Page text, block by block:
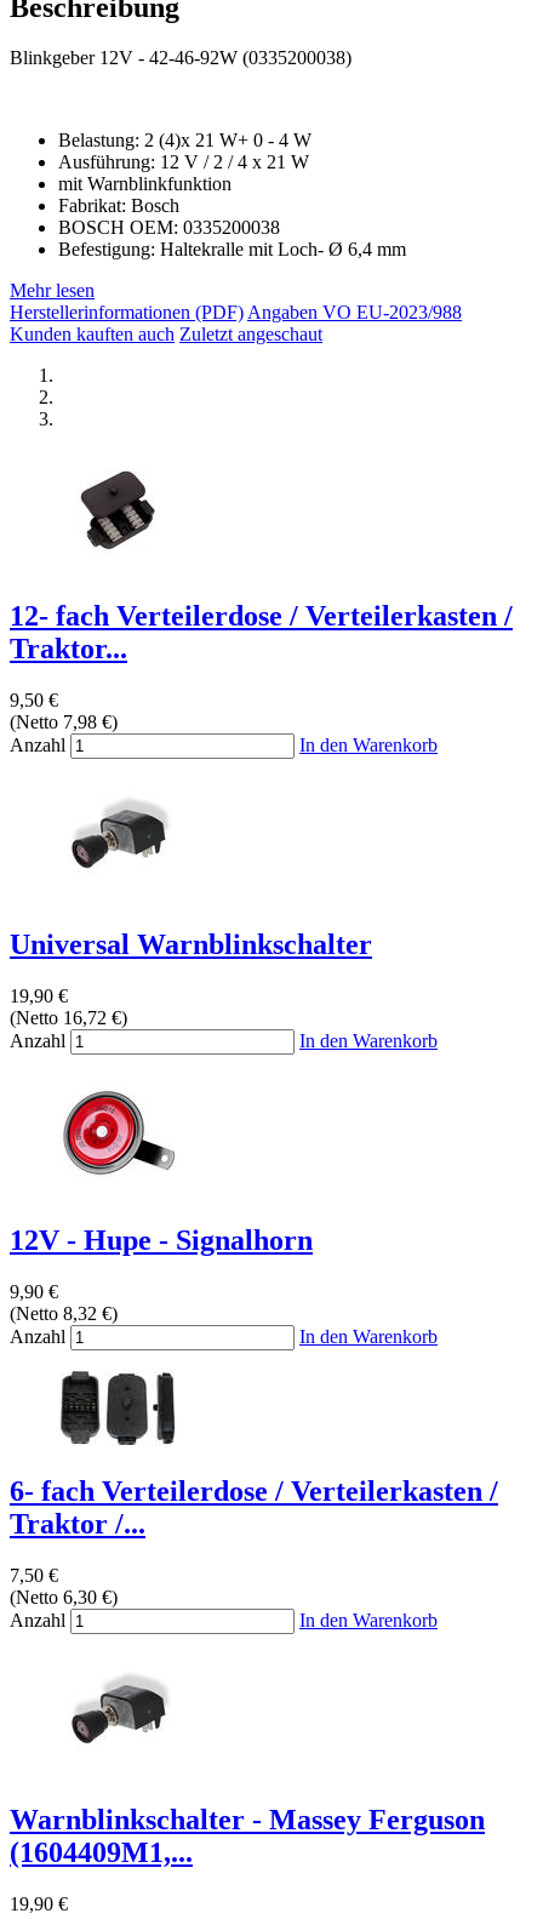
Beschreibung
Blinkgeber 12V - 42-46-92W (0335200038)
Belastung: 2 (4)x 21 W+ 0 - 4 W
Ausführung: 12 V / 2 / 4 x 21 W
mit Warnblinkfunktion
Fabrikat: Bosch
BOSCH OEM: 0335200038
Befestigung: Haltekralle mit Loch- Ø 6,4 mm
Mehr lesen
Herstellerinformationen (PDF)Angaben VO EU-2023/988
Kunden kauften auch Zuletzt angeschaut
12- fach Verteilerdose / Verteilerkasten /
Traktor...
9,50 €
(Netto 7,98 €)
Anzahl
In den Warenkorb
Universal Warnblinkschalter
19,90 €
(Netto 16,72 €)
Anzahl
In den Warenkorb
12V - Hupe - Signalhorn
9,90 €
(Netto 8,32 €)
Anzahl
In den Warenkorb
6- fach Verteilerdose / Verteilerkasten /
Traktor /...
7,50 €
(Netto 6,30 €)
Anzahl
In den Warenkorb
Warnblinkschalter - Massey Ferguson
(1604409M1,...
19,90 €